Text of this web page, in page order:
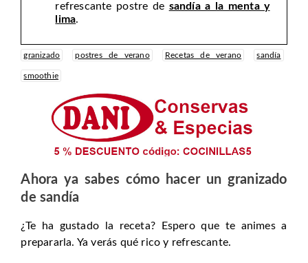
refrescante postre de sandía a la menta y
lima.
granizado postres de verano Recetas de verano sandía
smoothie
Ahora ya sabes cómo hacer un granizado
de sandía
¿Te ha gustado la receta? Espero que te animes a
prepararla. Ya verás qué rico y refrescante.